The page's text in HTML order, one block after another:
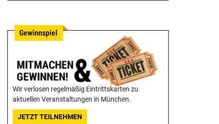
Wir verlosen regelmäßig Eintrittskarten zu
aktuellen Veranstaltungen in München.
JETZT TEILNEHMEN